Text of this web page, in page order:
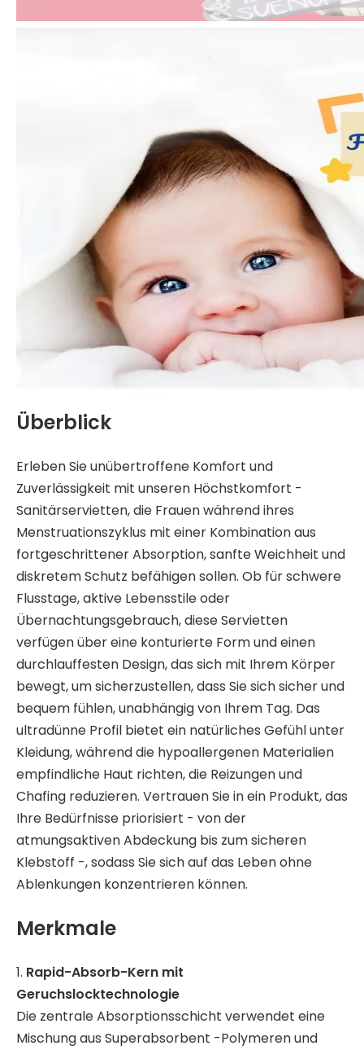
Überblick
Erleben Sie unübertroffene Komfort und
Zuverlässigkeit mit unseren Höchstkomfort -
Sanitärservietten, die Frauen während ihres
Menstruationszyklus mit einer Kombination aus
fortgeschrittener Absorption, sanfte Weichheit und
diskretem Schutz befähigen sollen. Ob für schwere
Flusstage, aktive Lebensstile oder
Übernachtungsgebrauch, diese Servietten
verfügen über eine konturierte Form und einen
durchlauffesten Design, das sich mit Ihrem Körper
bewegt, um sicherzustellen, dass Sie sich sicher und
bequem fühlen, unabhängig von Ihrem Tag. Das
ultradünne Profil bietet ein natürliches Gefühl unter
Kleidung, während die hypoallergenen Materialien
empfindliche Haut richten, die Reizungen und
Chafing reduzieren. Vertrauen Sie in ein Produkt, das
Ihre Bedürfnisse priorisiert - von der
atmungsaktiven Abdeckung bis zum sicheren
Klebstoff -, sodass Sie sich auf das Leben ohne
Ablenkungen konzentrieren können.
Merkmale
1. Rapid-Absorb-Kern mit
Geruchslocktechnologie
Die zentrale Absorptionsschicht verwendet eine
Mischung aus Superabsorbent -Polymeren und